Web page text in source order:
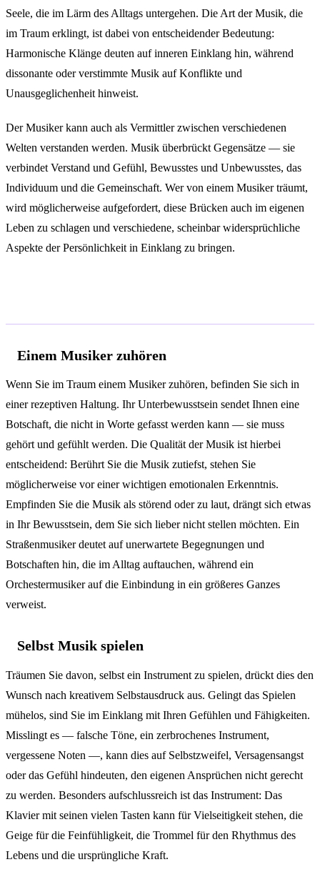
Seele, die im Lärm des Alltags untergehen. Die Art der Musik, die
im Traum erklingt, ist dabei von entscheidender Bedeutung:
Harmonische Klänge deuten auf inneren Einklang hin, während
dissonante oder verstimmte Musik auf Konflikte und
Unausgeglichenheit hinweist.
Der Musiker kann auch als Vermittler zwischen verschiedenen
Welten verstanden werden. Musik überbrückt Gegensätze — sie
verbindet Verstand und Gefühl, Bewusstes und Unbewusstes, das
Individuum und die Gemeinschaft. Wer von einem Musiker träumt,
wird möglicherweise aufgefordert, diese Brücken auch im eigenen
Leben zu schlagen und verschiedene, scheinbar widersprüchliche
Aspekte der Persönlichkeit in Einklang zu bringen.
Einem Musiker zuhören
Wenn Sie im Traum einem Musiker zuhören, befinden Sie sich in
einer rezeptiven Haltung. Ihr Unterbewusstsein sendet Ihnen eine
Botschaft, die nicht in Worte gefasst werden kann — sie muss
gehört und gefühlt werden. Die Qualität der Musik ist hierbei
entscheidend: Berührt Sie die Musik zutiefst, stehen Sie
möglicherweise vor einer wichtigen emotionalen Erkenntnis.
Empfinden Sie die Musik als störend oder zu laut, drängt sich etwas
in Ihr Bewusstsein, dem Sie sich lieber nicht stellen möchten. Ein
Straßenmusiker deutet auf unerwartete Begegnungen und
Botschaften hin, die im Alltag auftauchen, während ein
Orchestermusiker auf die Einbindung in ein größeres Ganzes
verweist.
Selbst Musik spielen
Träumen Sie davon, selbst ein Instrument zu spielen, drückt dies den
Wunsch nach kreativem Selbstausdruck aus. Gelingt das Spielen
mühelos, sind Sie im Einklang mit Ihren Gefühlen und Fähigkeiten.
Misslingt es — falsche Töne, ein zerbrochenes Instrument,
vergessene Noten —, kann dies auf Selbstzweifel, Versagensangst
oder das Gefühl hindeuten, den eigenen Ansprüchen nicht gerecht
zu werden. Besonders aufschlussreich ist das Instrument: Das
Klavier mit seinen vielen Tasten kann für Vielseitigkeit stehen, die
Geige für die Feinfühligkeit, die Trommel für den Rhythmus des
Lebens und die ursprüngliche Kraft.